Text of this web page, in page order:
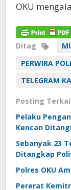
OKU
Ditag
PERWIRA
TELEGRAM
Posting
Pelaku
Kencan
Sebanyak 23
Ditangkap
Polres OKU
Pererat